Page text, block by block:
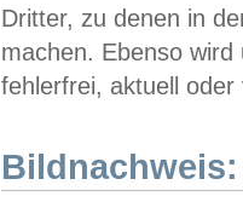
Dritter, zu denen in
machen. Ebenso
fehlerfrei, aktuell oder
Bildnachweis: